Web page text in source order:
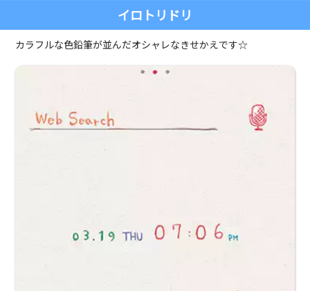
イロトリドリ
カラフルな色鉛筆が並んだオシャレなきせかえです☆